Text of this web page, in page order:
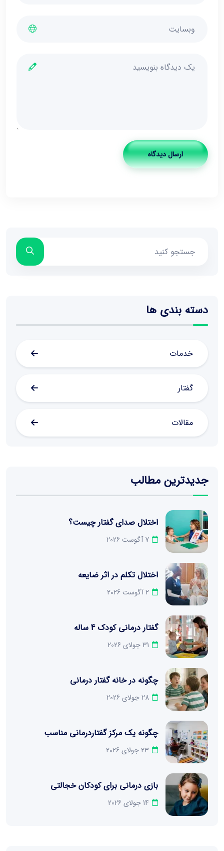
ارسال دیدگاه
دسته بندی ها
خدمات
گفتار
مقالات
جدیدترین مطالب
اختلال صدای گفتار چیست؟
7 آگوست 2026
اختلال تکلم در اثر ضایعه
2 آگوست 2026
گفتار درمانی کودک 4 ساله
31 جولای 2026
چگونه در خانه گفتار درمانی
28 جولای 2026
چگونه یک مرکز گفتاردرمانی مناسب
23 جولای 2026
بازی درمانی برای کودکان خجالتی
14 جولای 2026